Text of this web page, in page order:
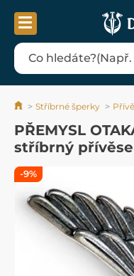
Stříbrné šperky
PŘEMYSL
stříbrný
-9%